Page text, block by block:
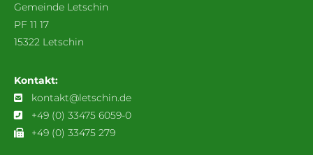
Gemeinde Letschin
PF 11 17
15322 Letschin
Kontakt:
kontakt@letschin.de
+49 (0) 33475 6059-0
+49 (0) 33475 279